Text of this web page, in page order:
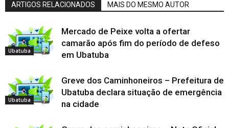
ARTIGOS RELACIONADOS MAIS DO MESMO AUTOR
Ubatuba
Mercado de Peixe volta a ofertar
camarão após fim do período de defeso
em Ubatuba
Ubatuba
Greve dos Caminhoneiros – Prefeitura de
Ubatuba declara situação de emergência
na cidade